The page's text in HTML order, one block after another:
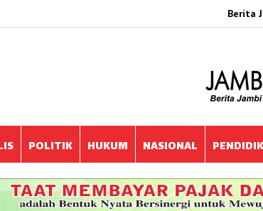
Berita
POLITIK HUKUM NASIONAL